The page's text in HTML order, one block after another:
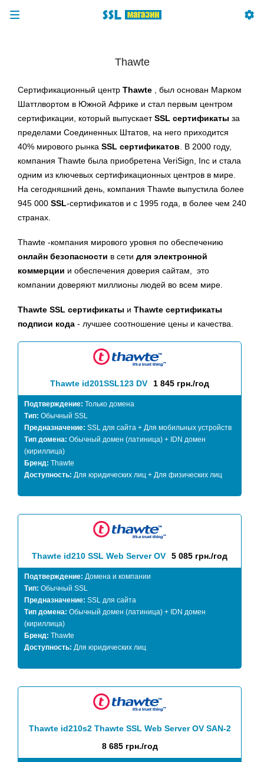
Thawte
Сертификационный центр Thawte , был основан Марком
Шаттлвортом в Южной Африке и стал первым центром
сертификации, который выпускаетSSL сертификаты за
пределами Соединенных Штатов, на него приходится
40% мирового рынка SSL сертификатов . В 2000 году,
компания Thawte была приобретена VeriSign, Inc и стала
одним из ключевых сертификационных центров в мире.
На сегодняшний день, компания Thawte выпустила более
945 000 SSL-сертификатов и с 1995 года, в более чем 240
странах.
Thawte -компания мирового уровня по обеспечению
онлайн безопасности в сети для электронной
коммерции и обеспечения доверия сайтам, это
компании доверяют миллионы людей во всем мире.
Thawte SSL сертификаты и Thawte сертификаты
подписи кода - лучшее соотношение цены и качества.
Thawte id201SSL123 DV 1 845 грн./год
Подтверждение: Только домена
Тип: Обычный SSL
Предназначение: SSL для сайта + Для мобильных устройств
Тип домена: Обычный домен (латиница) + IDN домен
(кириллица)
Бренд: Thawte
Доступность: Для юридических лиц + Для физических лиц
Thawte id210 SSL Web Server OV 5 085 грн./год
Подтверждение: Домена и компании
Тип: Обычный SSL
Предназначение: SSL для сайта
Тип домена: Обычный домен (латиница) + IDN домен
(кириллица)
Бренд: Thawte
Доступность: Для юридических лиц
Thawte id210s2 Thawte SSL Web Server OV SAN-2
8 685 грн./год